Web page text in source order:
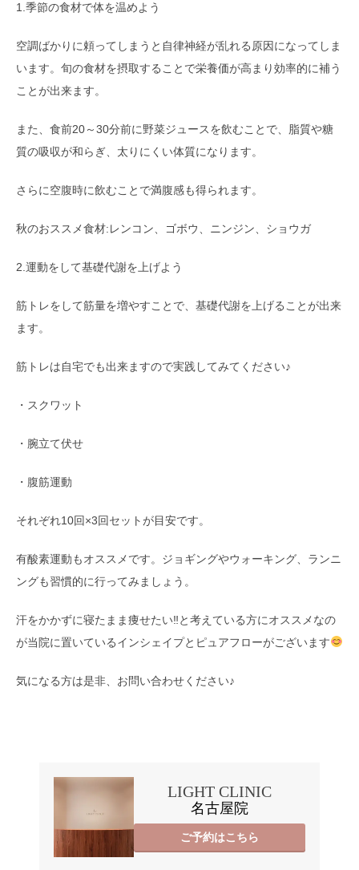
1.季節の食材で体を温めよう
空調ばかりに頼ってしまうと自律神経が乱れる原因になってしま
います。旬の食材を摂取することで栄養価が高まり効率的に補う
ことが出来ます。
また、食前20～30分前に野菜ジュースを飲むことで、脂質や糖
質の吸収が和らぎ、太りにくい体質になります。
さらに空腹時に飲むことで満腹感も得られます。
秋のおススメ食材:レンコン、ゴボウ、ニンジン、ショウガ
2.運動をして基礎代謝を上げよう
筋トレをして筋量を増やすことで、基礎代謝を上げることが出来
ます。
筋トレは自宅でも出来ますので実践してみてください♪
・スクワット
・腕立て伏せ
・腹筋運動
それぞれ10回×3回セットが目安です。
有酸素運動もオススメです。ジョギングやウォーキング、ランニ
ングも習慣的に行ってみましょう。
汗をかかずに寝たまま痩せたい‼と考えている方にオススメなの
が当院に置いているインシェイプとピュアフローがございます
気になる方は是非、お問い合わせください♪
LIGHT CLINIC
名古屋院
ご予約はこちら